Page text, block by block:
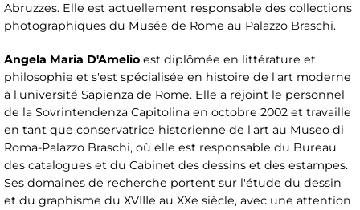
Abruzzes. Elle est actuellement responsable des collections
photographiques du Musée de Rome au Palazzo Braschi.
Angela Maria D'Amelio est diplômée en littérature et
philosophie et s'est spécialisée en histoire de l'art moderne
à l'université Sapienza de Rome. Elle a rejoint le personnel
de la Sovrintendenza Capitolina en octobre 2002 et travaille
en tant que conservatrice historienne de l'art au Museo di
Roma-Palazzo Braschi, où elle est responsable du Bureau
des catalogues et du Cabinet des dessins et des estampes.
Ses domaines de recherche portent sur l'étude du dessin
et du graphisme du XVIIIe au XXe siècle, avec une attention